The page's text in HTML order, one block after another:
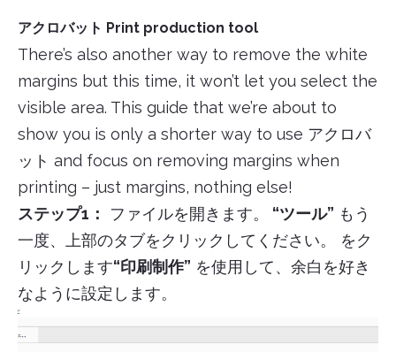
アクロバット Print production tool
There’s also another way to remove the white
margins but this time, it won’t let you select the
visible area. This guide that we’re about to
show you is only a shorter way to use アクロバ
ット and focus on removing margins when
printing – just margins, nothing else!
ステップ1：
ファイルを開きます。 “ツール” もう
一度、上部のタブをクリックしてください。 をク
リックします“印刷制作” を使用して、余白を好き
なように設定します。